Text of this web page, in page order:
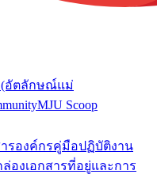
(อัตลักษณ์แม่
MJU Scoop
รองค์กรคู่มือปฏิบัติงาน
ล่องเอกสารที่อยู่และการ